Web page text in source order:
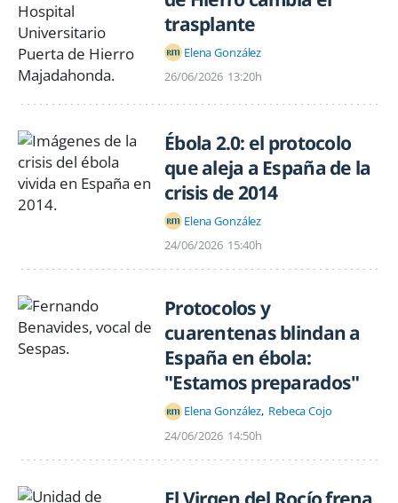
trasplante
Elena González
26/06/2026 13:20h
Ébola 2.0: el protocolo
que aleja a España de la
crisis de 2014
Elena González
24/06/2026 15:40h
Protocolos y
cuarentenas blindan a
España en ébola:
"Estamos preparados"
Elena González Rebeca Cojo
24/06/2026 14:50h